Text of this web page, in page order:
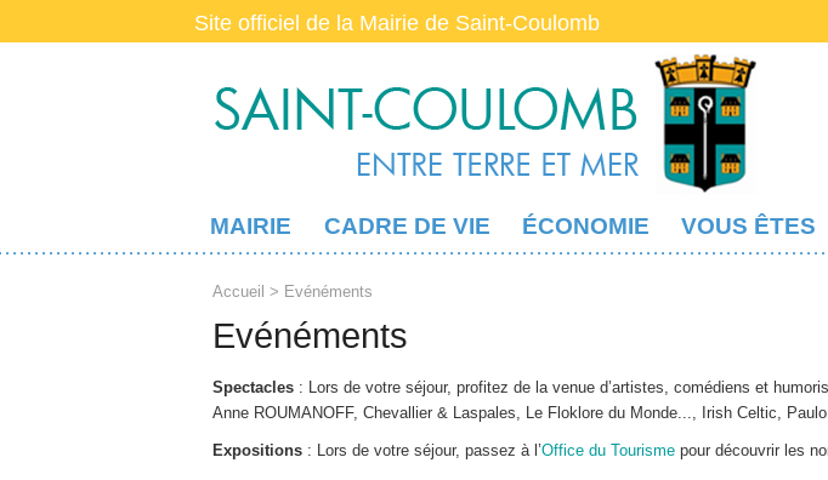
Site officiel de la Mairie de Saint-Coulomb
MAIRIE CADRE DE VIE ÉCONOMIE VOUS ÊTES
Accueil > Evénéments
Evénéments
Spectacles : Lors de votre séjour, profitez de la venue d’artistes, comédiens et
Anne ROUMANOFF, Chevallier & Laspales, Le Floklore du Monde..., Irish Celtic,
Expositions : Lors de votre séjour, passez à l’Office du Tourisme pour découvrir les